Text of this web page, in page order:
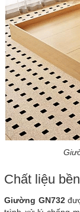
Chất liệu
Giường GN732